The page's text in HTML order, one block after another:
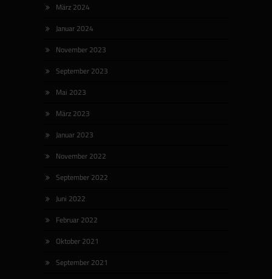
März 2024
Januar 2024
November 2023
September 2023
Mai 2023
März 2023
Januar 2023
November 2022
September 2022
Juni 2022
Februar 2022
Oktober 2021
September 2021